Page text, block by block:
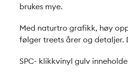
brukes mye.
Med naturtro grafikk, høy
følger treets årer og detaljer.
SPC- klikkvinyl gulv